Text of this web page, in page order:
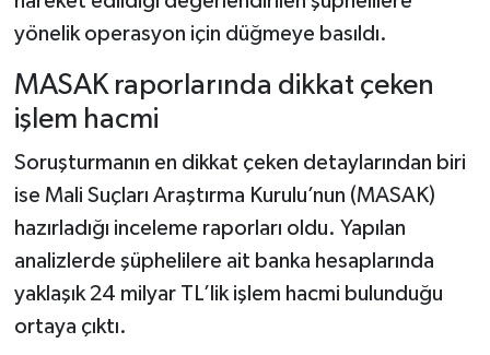
yönelik operasyon için düğmeye basıldı.
MASAK raporlarında dikkat çeken
işlem hacmi
Soruşturmanın en dikkat çeken detaylarından biri
ise Mali Suçları Araştırma Kurulu’nun (MASAK)
hazırladığı inceleme raporları oldu. Yapılan
analizlerde şüphelilere ait banka hesaplarında
yaklaşık 24 milyar TL’lik işlem hacmi bulunduğu
ortaya çıktı.